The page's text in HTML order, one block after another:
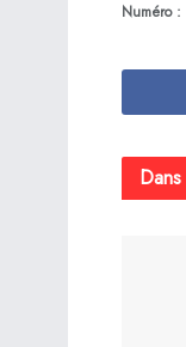
Numéro :